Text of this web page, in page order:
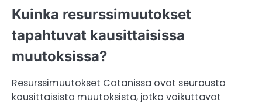
Kuinka resurssimuutokset
tapahtuvat kausittaisissa
muutoksissa?
Resurssimuutokset Catanissa ovat seurausta
kausittaisista muutoksista, jotka vaikuttavat